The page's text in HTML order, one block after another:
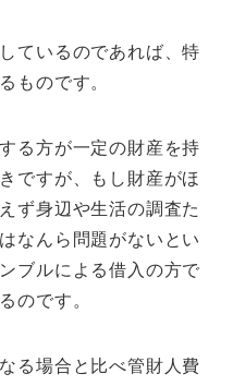
ているのであれば、特
ものです。
る方が一定の財産を持
ですが、もし財産がほ
ず身辺や生活の調査た
なんら問題がないとい
ブルによる借入の方で
のです。
る場合と比べ管財人費